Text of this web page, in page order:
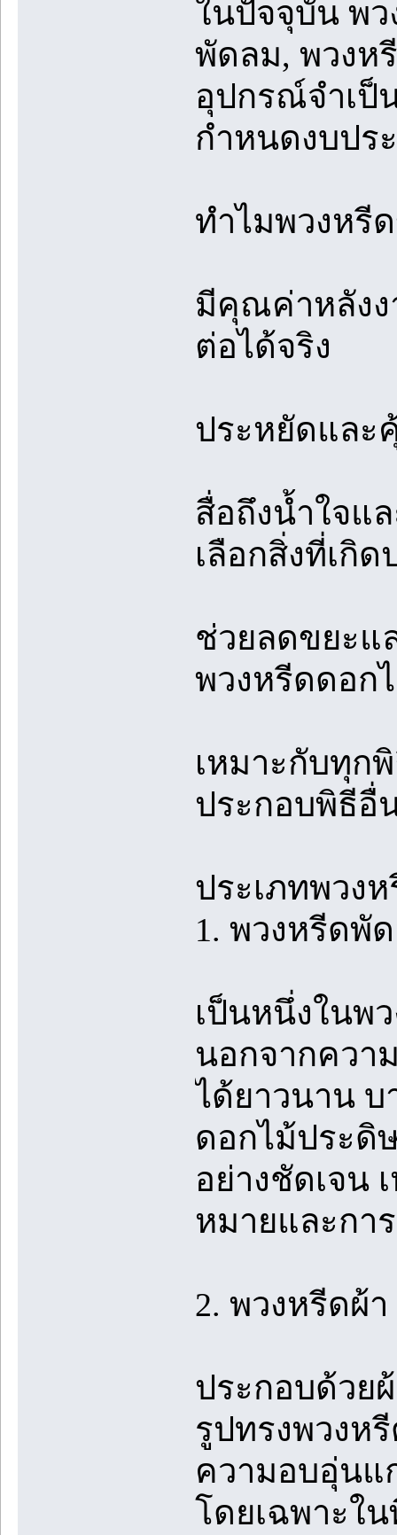
ในปัจจุบัน พว
พัดลม, พวงห
อุปกรณ์จำเป็
กำหนดงบปร
ทำไมพวงหรี
มีคุณค่าหลังง
ต่อได้จริง
ประหยัดและ
สื่อถึงน้ำใจแ
เลือกสิ่งที่เกิ
ช่วยลดขยะแ
พวงหรีดดอก
เหมาะกับทุก
ประกอบพิธีอื่
ประเภทพวง
1. พวงหรีดพั
เป็นหนึ่งในพ
นอกจากควา
ได้ยาวนาน
ดอกไม้ประดิ
อย่างชัดเจน
หมายและกา
2. พวงหรีดผ้า
ประกอบด้วย
รูปทรงพวงห
ความอบอุ่นแ
โดยเฉพาะใ